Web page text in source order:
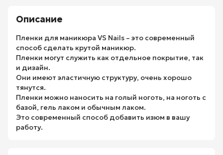
Описание
Пленки для маникюра VS Nails – это современный
способ сделать крутой маникюр.
Пленки могут служить как отдельное покрытие, так
и дизайн.
Они имеют эластичную структуру, очень хорошо
тянутся.
Пленки можно наносить на голый ноготь, на ноготь с
базой, гель лаком и обычным лаком.
Это современный способ добавить изюм в вашу
работу.